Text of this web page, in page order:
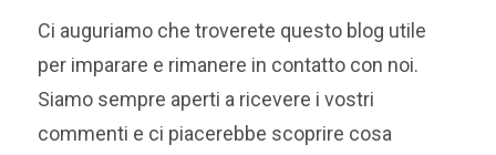
Ci auguriamo che troverete questo blog utile
per imparare e rimanere in contatto con noi.
Siamo sempre aperti a ricevere i vostri
commenti e ci piacerebbe scoprire cosa